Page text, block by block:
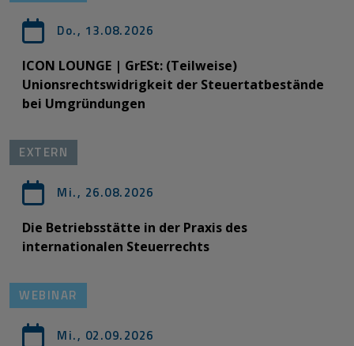
Do., 13.08.2026
ICON LOUNGE | GrESt: (Teilweise)
Unionsrechtswidrigkeit der Steuertatbestände
bei Umgründungen
EXTERN
Mi., 26.08.2026
Die Betriebsstätte in der Praxis des
internationalen Steuerrechts
WEBINAR
Mi., 02.09.2026